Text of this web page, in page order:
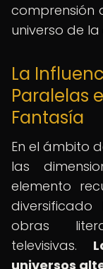
comprensión
universo de la
La
Paralelas
Fantasía
En el ámbito
las
elemento
obras
televisivas.
universos